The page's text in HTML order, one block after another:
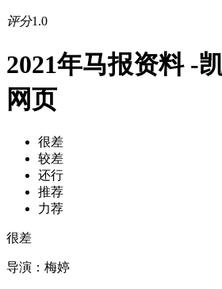
评分1.0
2021年马报资料 -
网页
很差
较差
还行
推荐
力荐
很差
导演： 梅婷